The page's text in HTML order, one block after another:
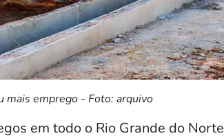
mais emprego - Foto: arquivo
em todo o Rio Grande do Norte